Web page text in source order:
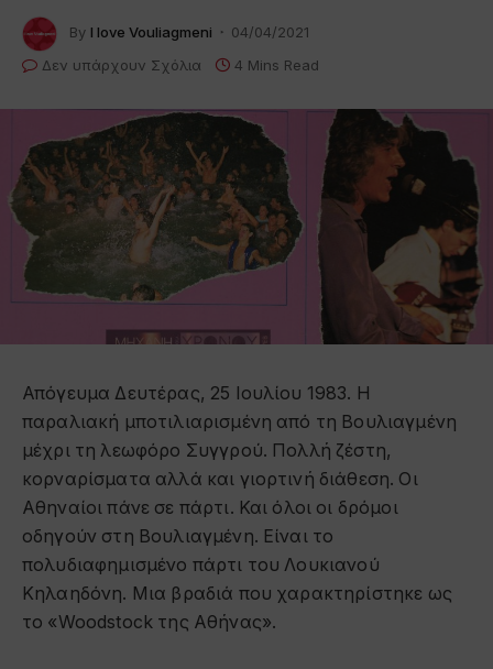
By I love Vouliagmeni
04/04/2021
Δεν υπάρχουν Σχόλια
4 Mins Read
Απόγευμα Δευτέρας, 25 Ιουλίου 1983. Η
παραλιακή μποτιλιαρισμένη από τη Βουλιαγμένη
μέχρι τη λεωφόρο Συγγρού. Πολλή ζέστη,
κορναρίσματα αλλά και γιορτινή διάθεση. Οι
Αθηναίοι πάνε σε πάρτι. Και όλοι οι δρόμοι
οδηγούν στη Βουλιαγμένη. Είναι το
πολυδιαφημισμένο πάρτι του Λουκιανού
Κηλαηδόνη. Μια βραδιά που χαρακτηρίστηκε ως
το «Woodstock της Αθήνας».